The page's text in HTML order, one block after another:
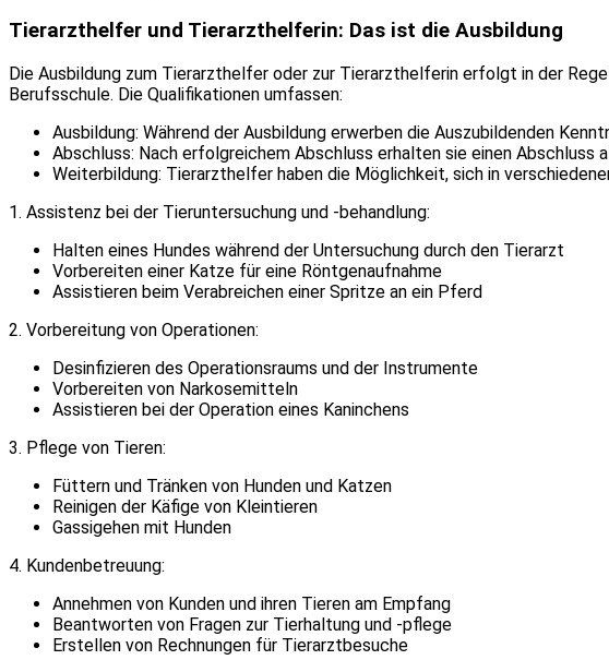
Tierarzthelfer und Tierarzthelferin: Das ist die Ausbildung
Die Ausbildung zum Tierarzthelfer oder zur Tierarzthelferin erfolgt in der
Berufsschule. Die Qualifikationen umfassen:
Ausbildung: Während der Ausbildung erwerben die Auszubildenden
Abschluss: Nach erfolgreichem Abschluss erhalten sie einen Abschluss
Weiterbildung: Tierarzthelfer haben die Möglichkeit, sich in
1. Assistenz bei der Tieruntersuchung und -behandlung:
Halten eines Hundes während der Untersuchung durch den Tierarzt
Vorbereiten einer Katze für eine Röntgenaufnahme
Assistieren beim Verabreichen einer Spritze an ein Pferd
2. Vorbereitung von Operationen:
Desinfizieren des Operationsraums und der Instrumente
Vorbereiten von Narkosemitteln
Assistieren bei der Operation eines Kaninchens
3. Pflege von Tieren:
Füttern und Tränken von Hunden und Katzen
Reinigen der Käfige von Kleintieren
Gassigehen mit Hunden
4. Kundenbetreuung:
Annehmen von Kunden und ihren Tieren am Empfang
Beantworten von Fragen zur Tierhaltung und -pflege
Erstellen von Rechnungen für Tierarztbesuche